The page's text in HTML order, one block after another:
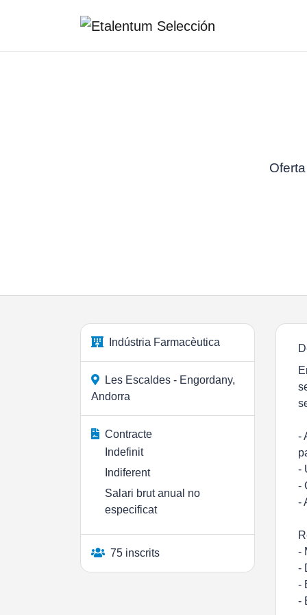
Indústria Farmacèutica
Les Escaldes - Engordany,
Andorra
Contracte
Indefinit
Indiferent
Salari brut anual no
especificat
75 inscrits
-
-
-
-
-
-
-
-